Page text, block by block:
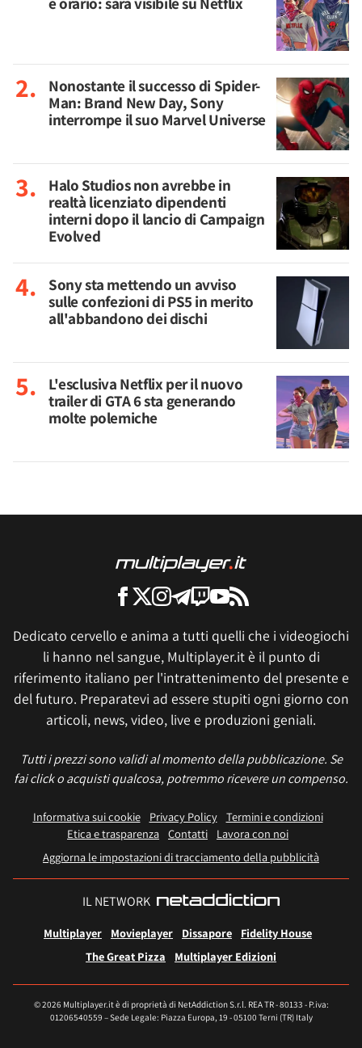
Nonostante il successo di Spider-
Man: Brand New Day, Sony
interrompe il suo Marvel Universe
Halo Studios non avrebbe in
realtà licenziato dipendenti
interni dopo il lancio di Campaign
Evolved
Sony sta mettendo un avviso
sulle confezioni di PS5 in merito
all'abbandono dei dischi
L'esclusiva Netflix per il nuovo
trailer di GTA 6 sta generando
molte polemiche
Dedicato cervello e anima a tutti quelli che i videogiochi
li hanno nel sangue, Multiplayer.it è il punto di
riferimento italiano per l'intrattenimento del presente e
del futuro. Preparatevi ad essere stupiti ogni giorno con
articoli, news, video, live e produzioni geniali.
Tutti i prezzi sono validi al momento della pubblicazione. Se
fai click o acquisti qualcosa, potremmo ricevere un compenso.
Informativa sui cookie Privacy Policy
Termini e condizioni
Etica e trasparenza Contatti
Lavora con noi
Aggiorna le impostazioni di tracciamento della pubblicità
IL NETWORK
Multiplayer Movieplayer Dissapore
Fidelity House
The Great Pizza
Multiplayer Edizioni
© 2026 Multiplayer.it è di proprietà di NetAddiction S.r.l. REA TR - 80133 - P.iva:
01206540559 – Sede Legale: Piazza Europa, 19 - 05100 Terni (TR) Italy